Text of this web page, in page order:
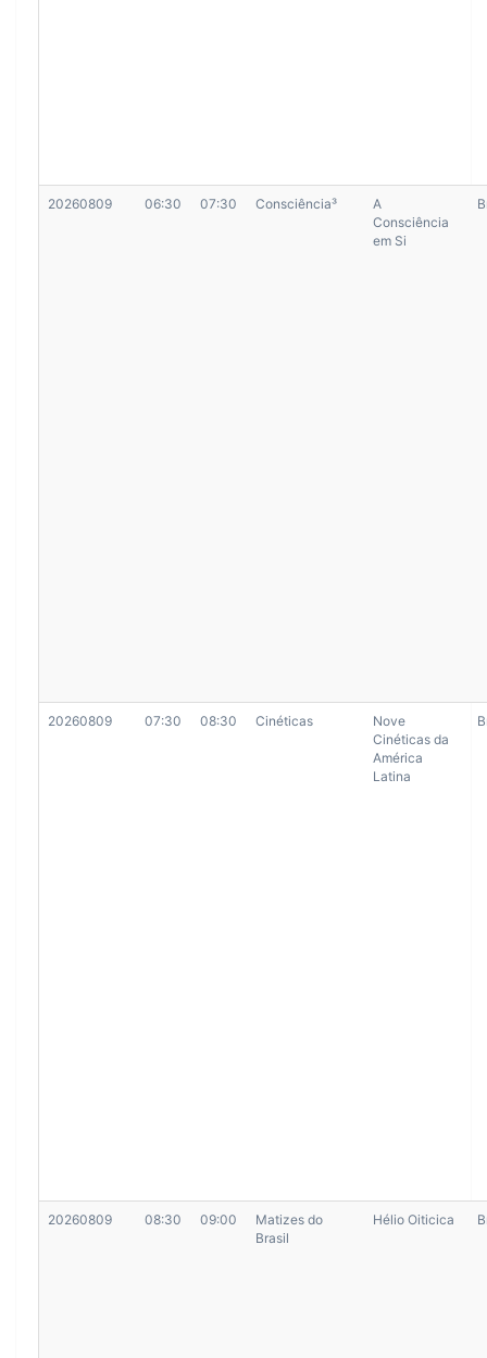
20260809 06:30 07:30 Consciência³
A
Consciência
em Si
20260809 07:30 08:30 Cinéticas
Nove
Cinéticas da
América
Latina
20260809 08:30 09:00
Matizes do
Brasil
Hélio Oiticica